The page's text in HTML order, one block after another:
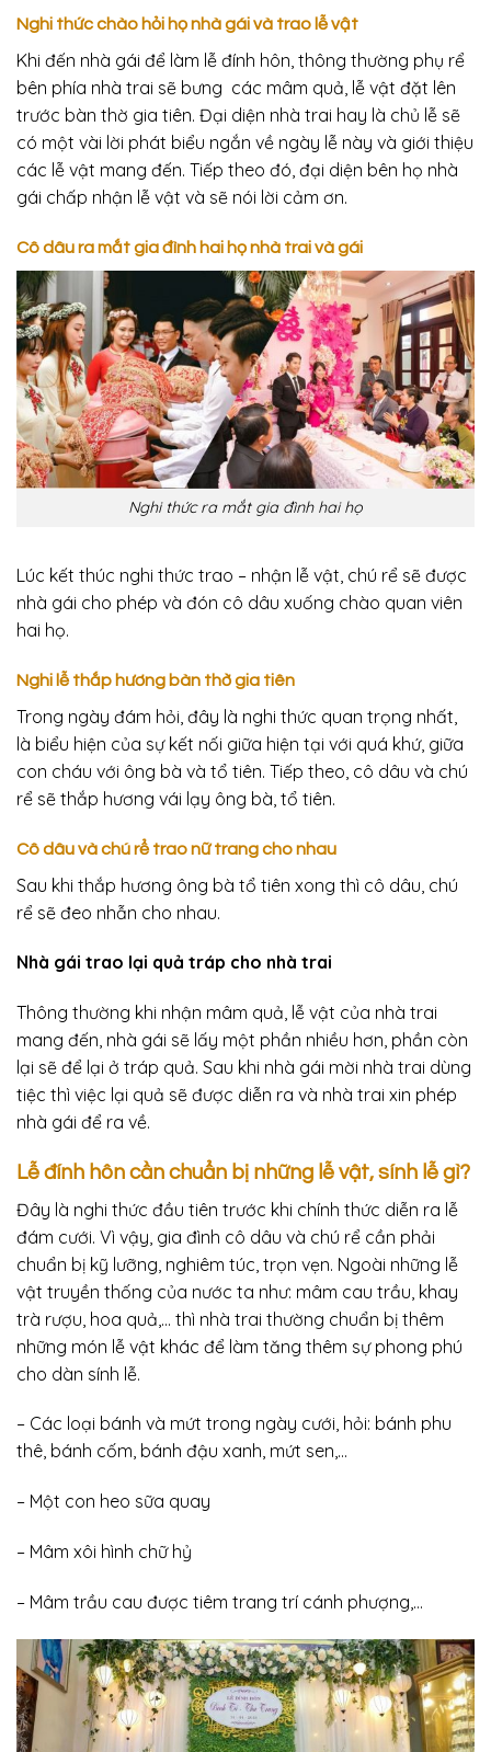
Nghi thức chào hỏi họ nhà gái và trao lễ vật
Khi đến nhà gái để làm lễ đính hôn, thông thường phụ rể
bên phía nhà trai sẽ bưng các mâm quả, lễ vật đặt lên
trước bàn thờ gia tiên. Đại diện nhà trai hay là chủ lễ sẽ
có một vài lời phát biểu ngắn về ngày lễ này và giới thiệu
các lễ vật mang đến. Tiếp theo đó, đại diện bên họ nhà
gái chấp nhận lễ vật và sẽ nói lời cảm ơn.
Cô dâu ra mắt gia đình hai họ nhà trai và gái
Nghi thức ra mắt gia đình hai họ
Lúc kết thúc nghi thức trao – nhận lễ vật, chú rể sẽ được
nhà gái cho phép và đón cô dâu xuống chào quan viên
hai họ.
Nghi lễ thắp hương bàn thờ gia tiên
Trong ngày đám hỏi, đây là nghi thức quan trọng nhất,
là biểu hiện của sự kết nối giữa hiện tại với quá khứ, giữa
con cháu với ông bà và tổ tiên. Tiếp theo, cô dâu và chú
rể sẽ thắp hương vái lạy ông bà, tổ tiên.
Cô dâu và chú rể trao nữ trang cho nhau
Sau khi thắp hương ông bà tổ tiên xong thì cô dâu, chú
rể sẽ đeo nhẫn cho nhau.
Nhà gái trao lại quả tráp cho nhà trai
Thông thường khi nhận mâm quả, lễ vật của nhà trai
mang đến, nhà gái sẽ lấy một phần nhiều hơn, phần còn
lại sẽ để lại ở tráp quả. Sau khi nhà gái mời nhà trai dùng
tiệc thì việc lại quả sẽ được diễn ra và nhà trai xin phép
nhà gái để ra về.
Lễ đính hôn cần chuẩn bị những lễ vật, sính lễ gì?
Đây là nghi thức đầu tiên trước khi chính thức diễn ra lễ
đám cưới. Vì vậy, gia đình cô dâu và chú rể cần phải
chuẩn bị kỹ lưỡng, nghiêm túc, trọn vẹn. Ngoài những lễ
vật truyền thống của nước ta như: mâm cau trầu, khay
trà rượu, hoa quả,… thì nhà trai thường chuẩn bị thêm
những món lễ vật khác để làm tăng thêm sự phong phú
cho dàn sính lễ.
– Các loại bánh và mứt trong ngày cưới, hỏi: bánh phu
thê, bánh cốm, bánh đậu xanh, mứt sen,…
– Một con heo sữa quay
– Mâm xôi hình chữ hỷ
– Mâm trầu cau được tiêm trang trí cánh phượng,…